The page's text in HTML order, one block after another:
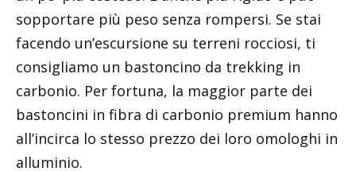
sopportare più peso senza rompersi. Se stai
facendo un’escursione su terreni rocciosi, ti
consigliamo un bastoncino da trekking in
carbonio. Per fortuna, la maggior parte dei
bastoncini in fibra di carbonio premium hanno
all’incirca lo stesso prezzo dei loro omologhi in
alluminio.